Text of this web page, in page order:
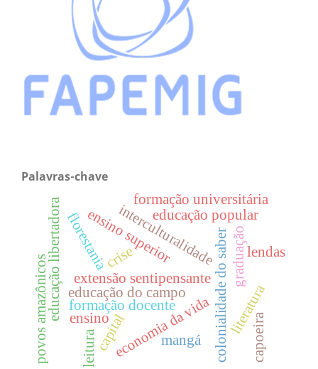
Palavras-chave
extensão sentipensante colonialidade do saber
educação libertadoraflorestania
educação do campo
interculturalidade
formação docente
ensino superior
economia da vida
educação popular
crise
capital
formação universitária
ensino
graduação
literatura
mangá
leitura capoeira
lendas
povos amazônicos